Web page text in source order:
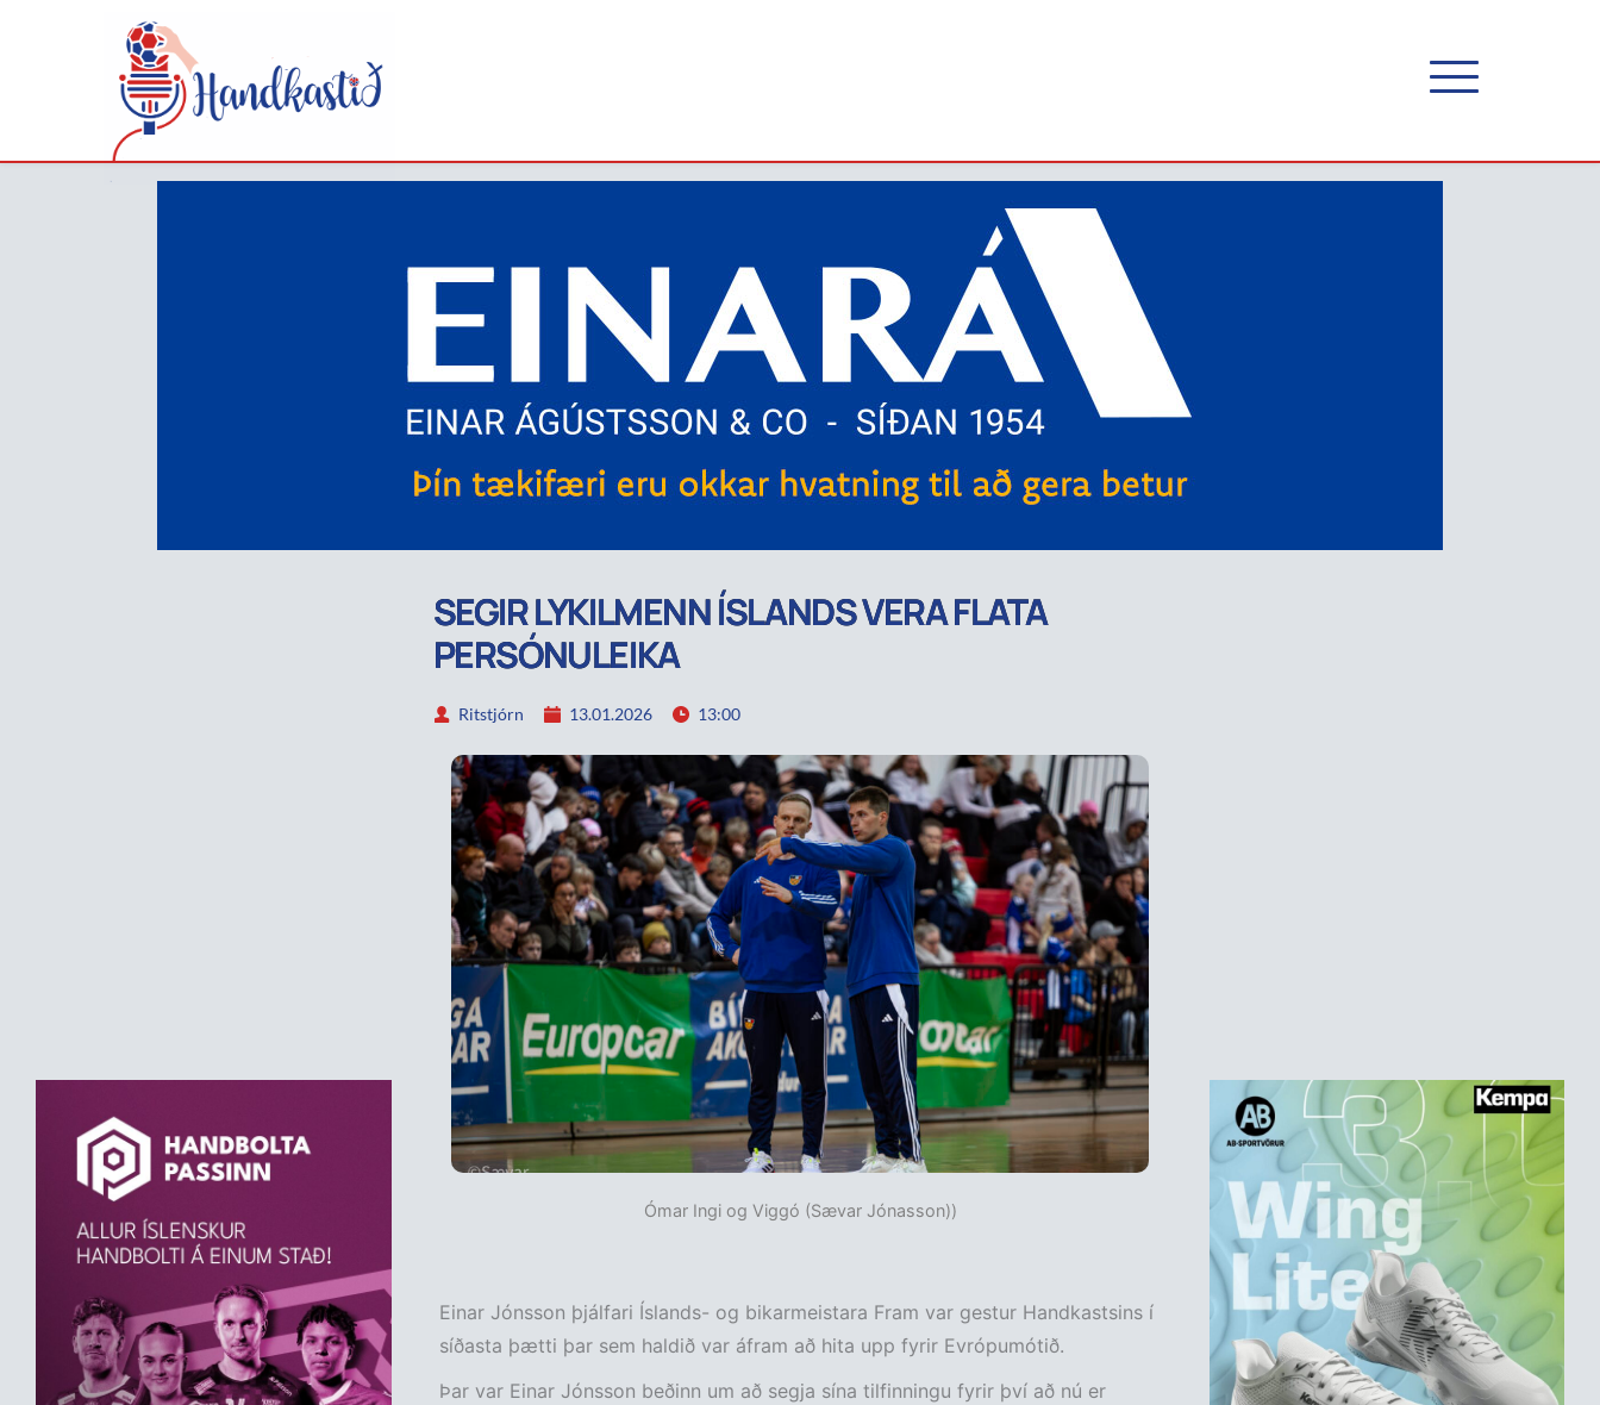
SEGIR LYKILMENN ÍSLANDS VERA FLATA
PERSÓNULEIKA
Ritstjórn 13.01.2026 13:00
Ómar Ingi og Viggó (Sævar Jónasson))
Einar Jónsson þjálfari Íslands- og bikarmeistara Fram var gestur Handkastsins í
síðasta þætti þar sem haldið var áfram að hita upp fyrir Evrópumótið.
Þar var Einar Jónsson beðinn um að segja sína tilfinningu fyrir því að nú er